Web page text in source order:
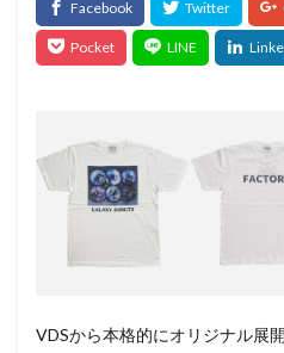
VDSから本格的にオリジナル展